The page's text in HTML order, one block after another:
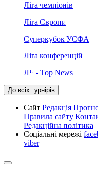
Ліга чемпіонів
Ліга Європи
Суперкубок УЄФА
Ліга конференцій
ЛЧ - Top News
До всіх турнірів
Сайт Редакція
Правила сайту
Редакційна політика
Соціальні мережі
viber